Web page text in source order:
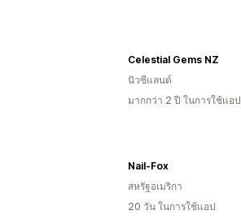
Celestial Gems NZ
นิวซีแลนด์
มากกว่า 2 ปี ในการใช้แอป
Nail-Fox
สหรัฐอเมริกา
20 วัน ในการใช้แอป